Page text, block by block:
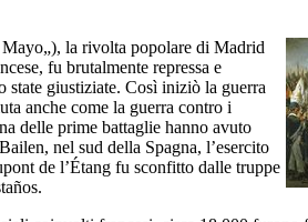
Mayo„), la rivolta popolare di Madrid
fu brutalmente repressa e
state giustiziate. Così iniziò la guerra
anche come la guerra contro i
delle prime battaglie hanno avuto
nel sud della Spagna, l’esercito
de l’Étang fu sconfitto dalle truppe
.